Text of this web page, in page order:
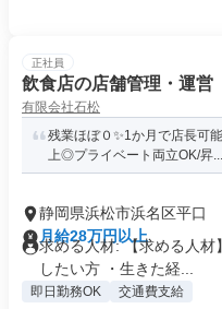
正社員
飲食店の店舗管理・運営
有限会社石松
残業ほぼ０✨1か月で店長可
上◎プライベート両立OK/昇...
静岡県浜松市浜名区平口
月給28万円以上
求める人材: 【求める人材
したい方 ・生きた経...
即日勤務OK 交通費支給